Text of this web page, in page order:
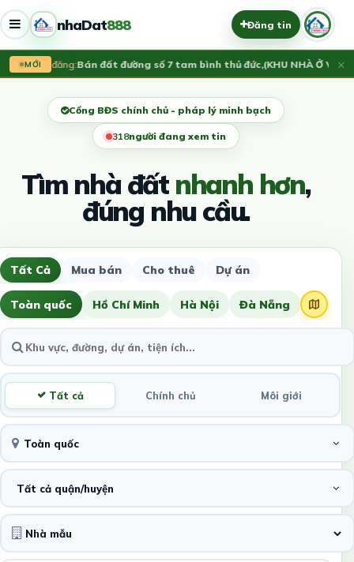
nhaDat888 Đăng tin
MỚI
Vừa đăng:Bán đất đường số 7 tam bình thủ đức,(KHU NHÀ Ở VẠN×
Cổng BĐS chính chủ - pháp lý minh bạch
315người đang xem tin
Tìm nhà đấtnhanh hơn,
đúng nhu cầu.
Tất Cả Mua bán Cho thuê Dự án
Toàn quốc Hồ Chí Minh Hà Nội Đà Nẵng
Tất cả Chính chủ Môi giới
Toàn quốc
Tất cả quận/huyện